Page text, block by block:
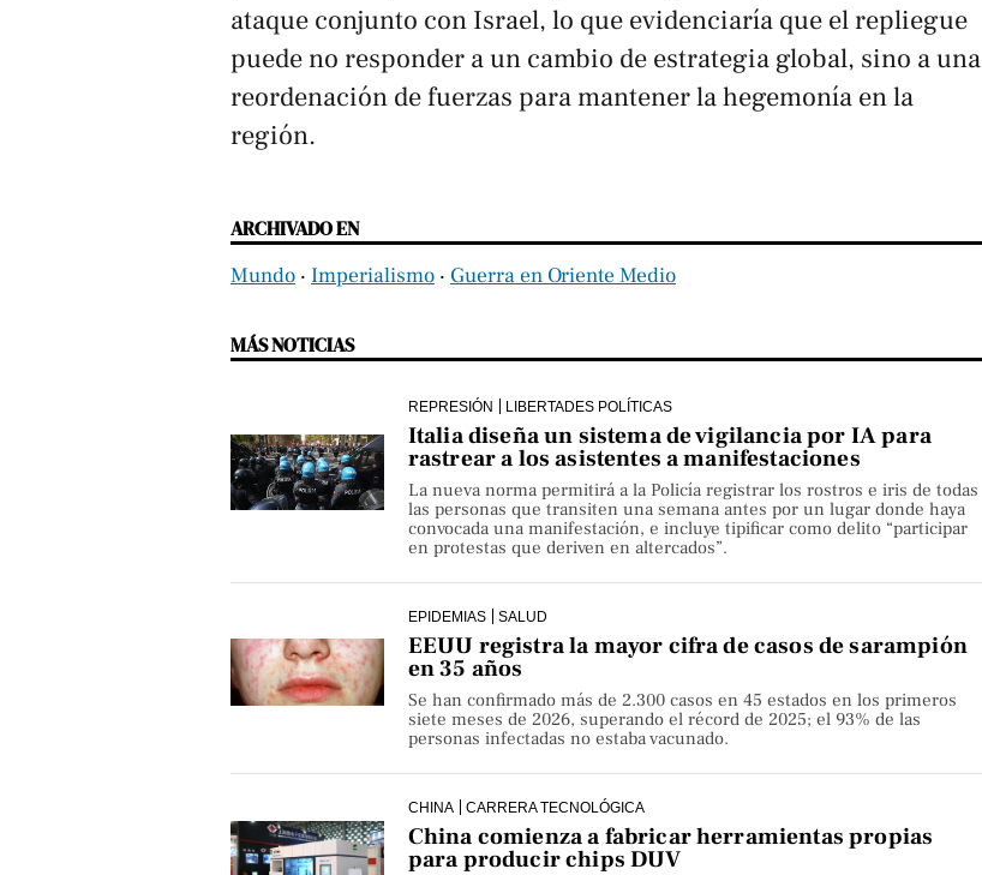
ataque conjunto con Israel, lo que evidenciaría que el repliegue
puede no responder a un cambio de estrategia global, sino a una
reordenación de fuerzas para mantener la hegemonía en la
región.
ARCHIVADO EN
Mundo ‧ Imperialismo ‧ Guerra en Oriente Medio
MÁS NOTICIAS
REPRESIÓN LIBERTADES POLÍTICAS
Italia diseña un sistema de vigilancia por IA para
rastrear a los asistentes a manifestaciones
La nueva norma permitirá a la Policía registrar los rostros e iris de todas
las personas que transiten una semana antes por un lugar donde haya
convocada una manifestación, e incluye tipificar como delito “participar
en protestas que deriven en altercados”.
EPIDEMIAS SALUD
EEUU registra la mayor cifra de casos de sarampión
en 35 años
Se han confirmado más de 2.300 casos en 45 estados en los primeros
siete meses de 2026, superando el récord de 2025; el 93% de las
personas infectadas no estaba vacunado.
CHINA CARRERA TECNOLÓGICA
China comienza a fabricar herramientas propias
para producir chips DUV